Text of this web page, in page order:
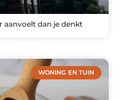
aanvoelt dan je denkt
WONING EN TUIN